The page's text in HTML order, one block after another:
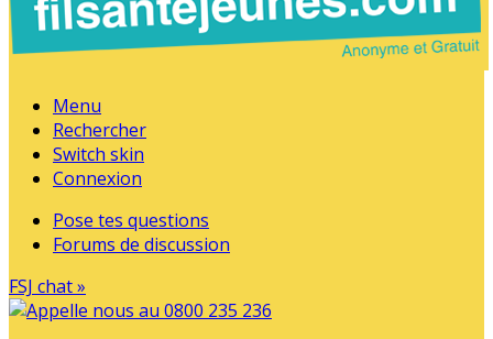
Menu
Rechercher
Switch skin
Connexion
Pose tes questions
Forums de discussion
FSJ chat »